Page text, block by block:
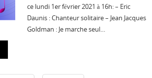
ce lundi 1er février 2021 à 16h: – Eric
Daunis : Chanteur solitaire – Jean Jacques
Goldman : Je marche seul…